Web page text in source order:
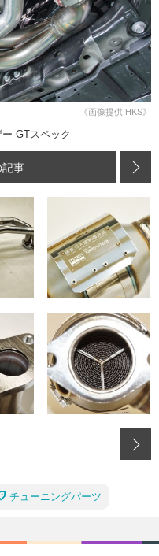
《画像提供 HKS》
GTスペック
記事
チューニングパーツ